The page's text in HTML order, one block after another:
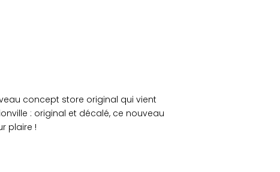
concept store original qui vient
: original et décalé, ce nouveau
plaire !